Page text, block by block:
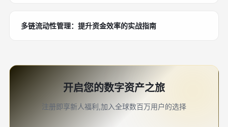
多链流动性管理：提升资金效率的实战指南
开启您的数字资产之旅
注册即享新人福利,加入全球数百万用户的选择